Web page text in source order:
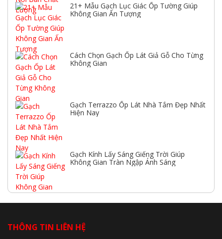
21+ Mẫu Gạch Lục Giác Ốp Tường Giúp
Không Gian Ấn Tượng
Cách Chọn Gạch Ốp Lát Giả Gỗ Cho Từng
Không Gian
Gạch Terrazzo Ốp Lát Nhà Tắm Đẹp Nhất
Hiện Nay
Gạch Kính Lấy Sáng Giếng Trời Giúp
Không Gian Tràn Ngập Ánh Sáng
THÔNG TIN LIÊN HỆ